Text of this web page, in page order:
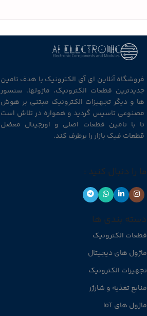
فروشگاه آنلاین ای آی الکترونیک با هدف تامین
جدیدترین قطعات الکترونیک، ماژولها، سنسور
ها و دیگر تجهیزات الکترونیک مبتنی بر هوش
مصنوعی تاسیس گردید و همواره در تلاش است
تا با تامین قطعات اصلی و اورجینال معضل
قطعات فیک بازار را برطرف کند.
ما را دنبال کنید :
دسته بندی ها
قطعات الکترونیک
ماژول های دیجیتال
تجهیزات الکترونیک
منابع تغذیه و شارژر
ماژول های IoT